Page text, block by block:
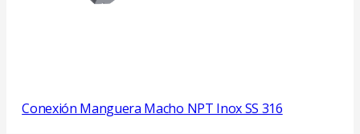
Conexión Manguera Macho NPT Inox SS 316